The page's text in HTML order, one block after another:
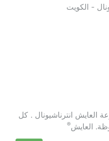
- الكويت
© 2025 مجموعة العايش انترناشيونال . كل
العايش®